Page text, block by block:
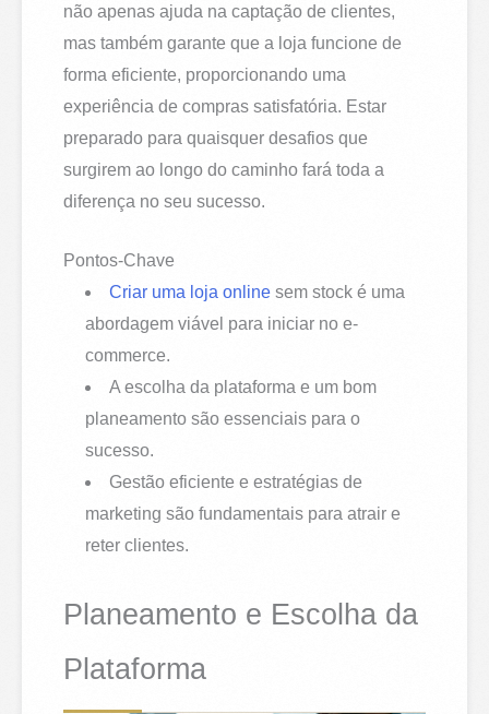
não apenas ajuda na captação de clientes,
mas também garante que a loja funcione de
forma eficiente, proporcionando uma
experiência de compras satisfatória. Estar
preparado para quaisquer desafios que
surgirem ao longo do caminho fará toda a
diferença no seu sucesso.
Pontos-Chave
Criar uma loja online sem stock é uma
abordagem viável para iniciar no e-
commerce.
A escolha da plataforma e um bom
planeamento são essenciais para o
sucesso.
Gestão eficiente e estratégias de
marketing são fundamentais para atrair e
reter clientes.
Planeamento e Escolha da
Plataforma